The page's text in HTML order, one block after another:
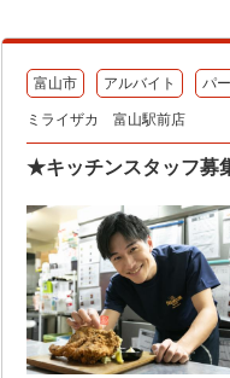
富山市 アルバイト パ
ミライザカ 富山駅前店
★キッチンスタッフ募